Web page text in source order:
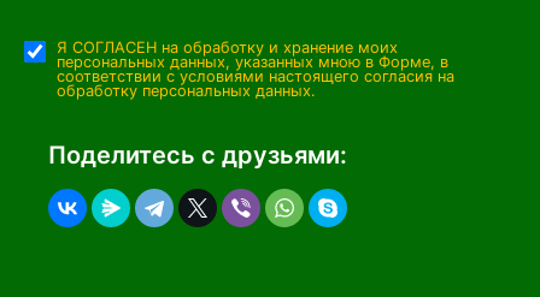
Я СОГЛАСЕН на обработку и хранение моих
персональных данных, указанных мною в Форме, в
соответствии с условиями настоящего согласия на
обработку персональных данных.
Поделитесь с друзьями: